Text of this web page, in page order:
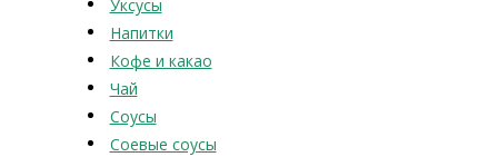
Уксусы
Напитки
Кофе и какао
Чай
Соусы
Соевые соусы